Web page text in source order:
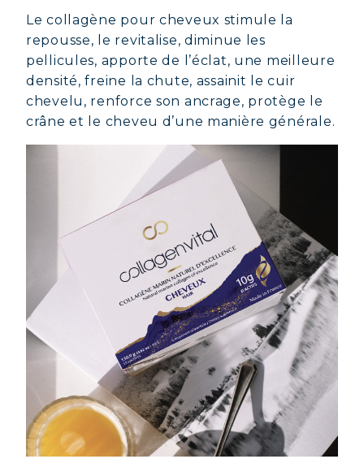
Le collagène pour cheveux stimule la
repousse, le revitalise, diminue les
pellicules, apporte de l’éclat, une meilleure
densité, freine la chute, assainit le cuir
chevelu, renforce son ancrage, protège le
crâne et le cheveu d’une manière générale.